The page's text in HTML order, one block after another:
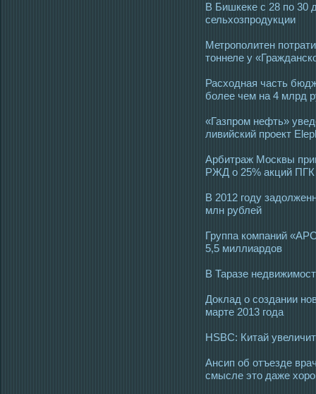
В Бишкеке с 28 по 30
сельхозпродукции
Метрополитен
тоннеле у
Расходная часть
более чем на 4 млрд
«Газпром нефть»
ливийский проект
Арбитраж Москвы
РЖД о 25% акций ПГК
В 2012 году
млн рублей
Группа компаний
5,5 миллиардов
В Таразе
Доклад о создании
марте 2013 года
HSBC: Китай
Ансип об отъезде
смысле это даже